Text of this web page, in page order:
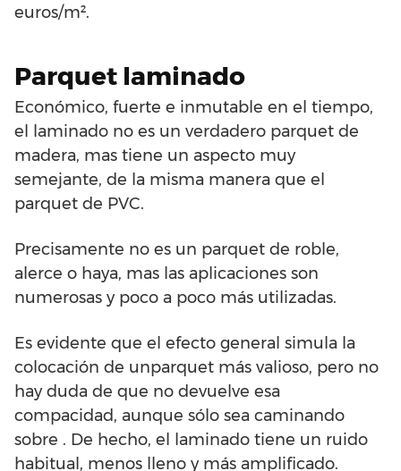
euros/m².
Parquet laminado
Económico, fuerte e inmutable en el tiempo,
el laminado no es un verdadero parquet de
madera, mas tiene un aspecto muy
semejante, de la misma manera que el
parquet de PVC.
Precisamente no es un parquet de roble,
alerce o haya, mas las aplicaciones son
numerosas y poco a poco más utilizadas.
Es evidente que el efecto general simula la
colocación de unparquet más valioso, pero no
hay duda de que no devuelve esa
compacidad, aunque sólo sea caminando
sobre . De hecho, el laminado tiene un ruido
habitual, menos lleno y más amplificado.